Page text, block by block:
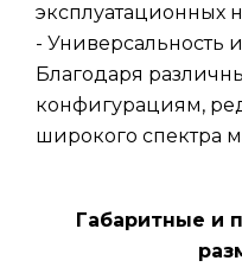
эксплуатационных
- Универсальность
Благодаря
конфигурациям,
широкого спектра
Габаритные и